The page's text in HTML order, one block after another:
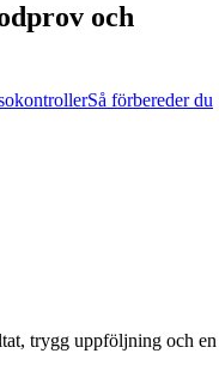
och
Så förbereder du
trygg uppföljning och en